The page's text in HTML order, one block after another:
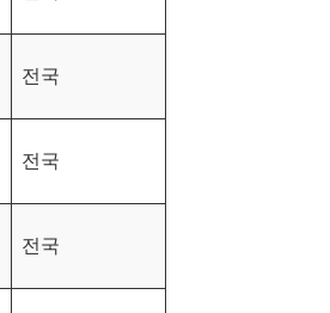
전국
전국
전국